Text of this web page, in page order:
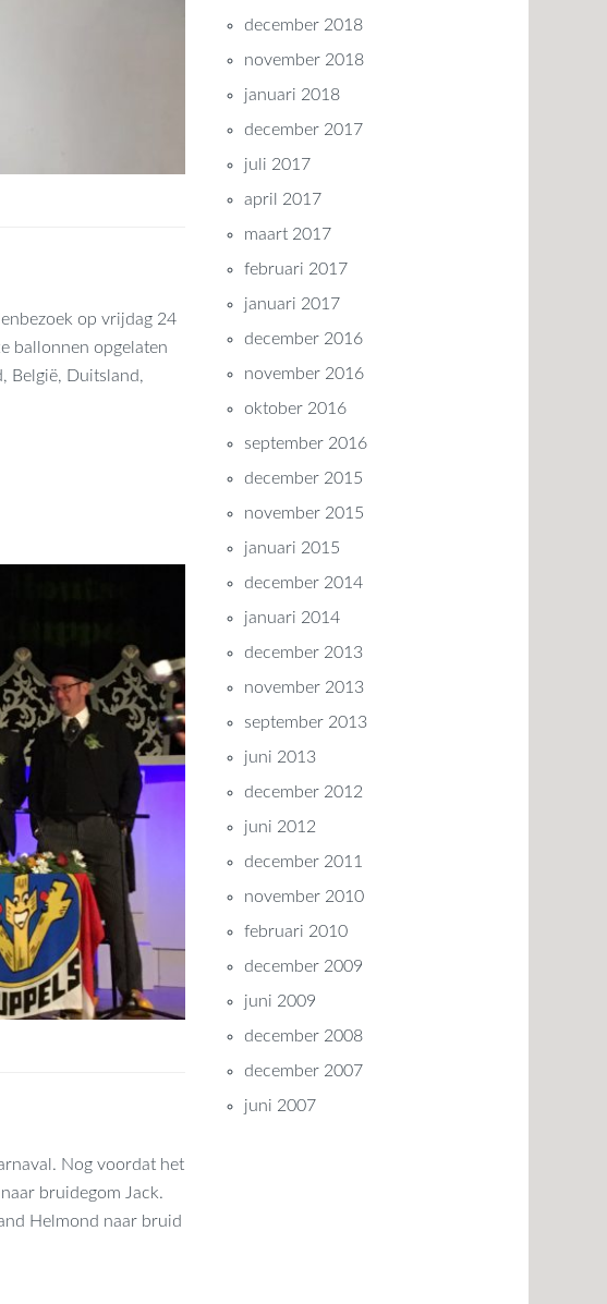
op vrijdag 24
ballonnen opgelaten
België, Duitsland,
Nog voordat het
bruidegom Jack.
Helmond naar bruid
december 2018
november 2018
januari 2018
december 2017
juli 2017
april 2017
maart 2017
februari 2017
januari 2017
december 2016
november 2016
oktober 2016
september 2016
december 2015
november 2015
januari 2015
december 2014
januari 2014
december 2013
november 2013
september 2013
juni 2013
december 2012
juni 2012
december 2011
november 2010
februari 2010
december 2009
juni 2009
december 2008
december 2007
juni 2007